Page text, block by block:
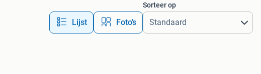
Lijst Foto’s
Sorteer op